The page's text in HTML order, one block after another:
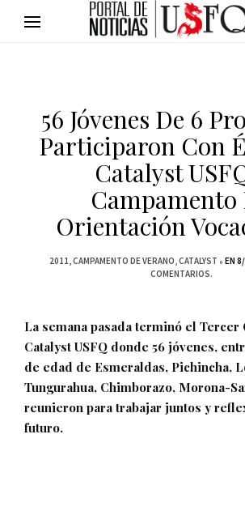
56 Jóvenes De 6
Participaron Con
Catalyst
Campamento
Orientación
2011 CAMPAMENTO DE VERANO CATALYST EN
COMENTARIOS.
La semana pasada terminó el Tercer
Catalyst USFQ donde 56 jóvenes,
de edad de Esmeraldas, Pichincha,
Tungurahua, Chimborazo, Morona-
reunieron para trabajar juntos y
futuro.